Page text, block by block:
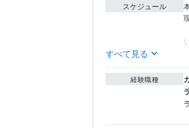
スケジュール
すべて見る
経験職種